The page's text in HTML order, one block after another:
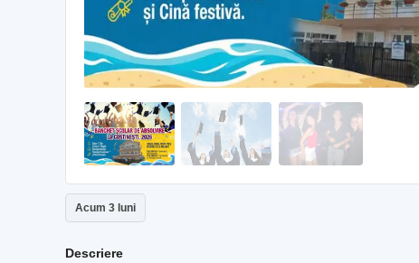
Acum 3 luni
Descriere